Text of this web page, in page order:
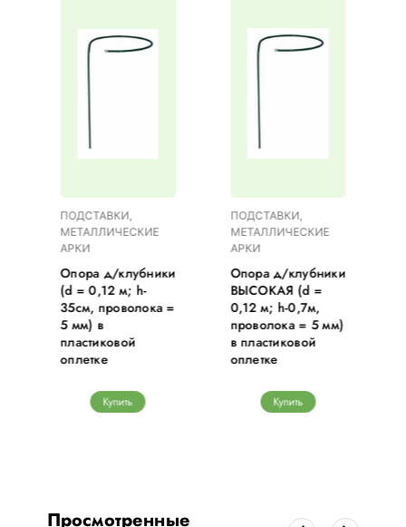
ПОДСТАВКИ,
МЕТАЛЛИЧЕСКИЕ
АРКИ
Опора д/клубники
(d = 0,12 м; h-
35см, проволока =
5 мм) в
пластиковой
оплетке
Купить
ПОДСТАВКИ,
МЕТАЛЛИЧЕСКИЕ
АРКИ
Опора д/клубники
ВЫСОКАЯ (d =
0,12 м; h-0,7м,
проволока = 5 мм)
в пластиковой
оплетке
Купить
Просмотренные